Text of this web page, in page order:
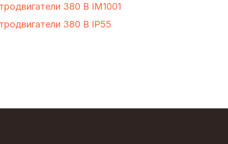
380 В IM1001
380 В IP55